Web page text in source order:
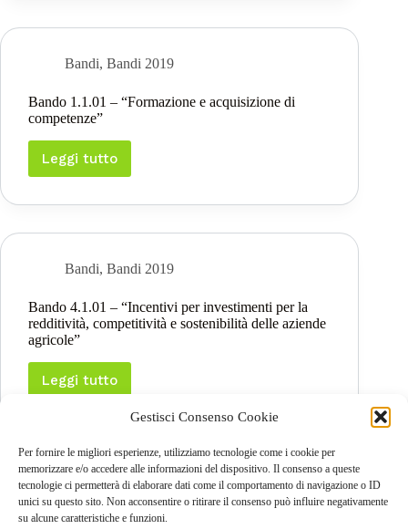
Gestisci Consenso Cookie
Per fornire le migliori esperienze, utilizziamo tecnologie come i cookie per
memorizzare e/o accedere alle informazioni del dispositivo. Il consenso a queste
tecnologie ci permetterà di elaborare dati come il comportamento di navigazione o ID
unici su questo sito. Non acconsentire o ritirare il consenso può influire negativamente
su alcune caratteristiche e funzioni.
agli
e
alle
agricole
che
partecipano
per
la
volta
qualità”
Bandi, Bandi 2019
Bando 1.1.01 – “Formazione e acquisizione di
competenze”
Leggi tutto
Bando
1.1.01
e
di
competenze”
Bandi, Bandi 2019
Bando 4.1.01 – “Incentivi per investimenti per la
redditività, competitività e sostenibilità delle aziende
agricole”
Leggi tutto
Bando
per
investimenti
per
la
redditività,
PREC